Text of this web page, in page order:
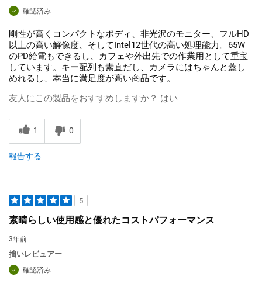
確認済み
剛性が高くコンパクトなボディ、非光沢のモニター、フルHD
以上の高い解像度、そしてIntel12世代の高い処理能力。65W
のPD給電もできるし、カフェや外出先での作業用として重宝
しています。キー配列も素直だし、カメラにはちゃんと蓋し
めれるし、本当に満足度が高い商品です。
友人にこの製品をおすすめしますか？ はい
1 0
報告する
5
素晴らしい使用感と優れたコストパフォーマンス
3年前
拙いレビュアー
確認済み